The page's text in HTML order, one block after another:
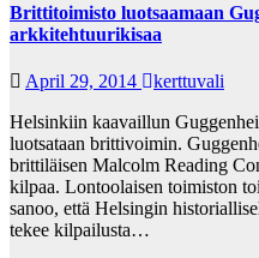
Brittitoimisto luotsaamaan
arkkitehtuurikisaa
April 29, 2014
kerttuvali
Helsinkiin kaavaillun
luotsataan brittivoimin.
brittiläisen Malcolm Reading
kilpaa. Lontoolaisen toimiston
sanoo, että Helsingin
tekee kilpailusta…